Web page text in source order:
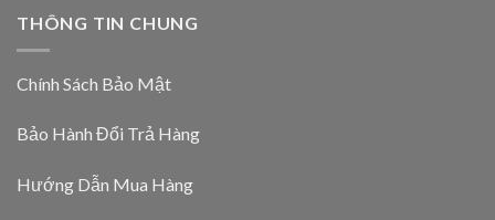
THÔNG TIN CHUNG
Chính Sách Bảo Mật
Bảo Hành Đổi Trả Hàng
Hướng Dẫn Mua Hàng